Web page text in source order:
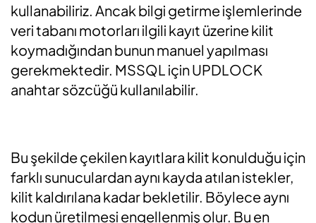
kullanabiliriz. Ancak bilgi getirme işlemlerinde
veri tabanı motorları ilgili kayıt üzerine kilit
koymadığından bunun manuel yapılması
gerekmektedir. MSSQL için UPDLOCK
anahtar sözcüğü kullanılabilir.
Bu şekilde çekilen kayıtlara kilit konulduğu için
farklı sunuculardan aynı kayda atılan istekler,
kilit kaldırılana kadar bekletilir. Böylece aynı
kodun üretilmesi engellenmiş olur. Bu en